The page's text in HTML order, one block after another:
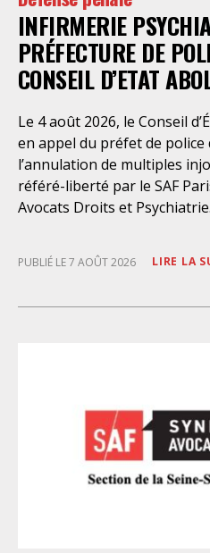
INFIRMERIE
PRÉFECTURE DE
CONSEIL D’ETAT
Le 4 août 2026, le Conseil
en appel du préfet de police
l’annulation de multiples
référé-liberté par le SAF
Avocats Droits et
personnes retenues à
préfecture de police de Paris.
en évidence des violations
élémentaires. Saisi par le
l’intervention volontaire de
Droits et Psychiatrie, le
PUBLIÉ LE 7 AOÛT 2026 LIRE LA